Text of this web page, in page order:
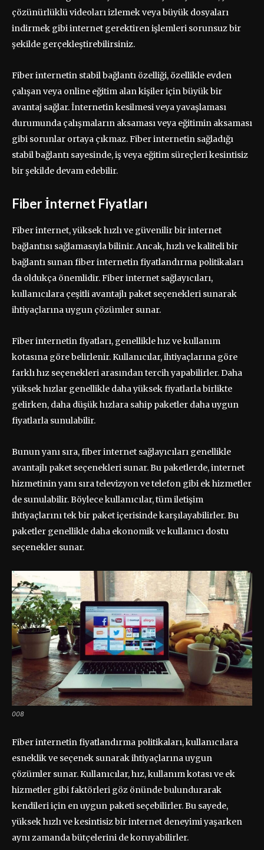
çözünürlüklü videoları izlemek veya büyük dosyaları
indirmek gibi internet gerektiren işlemleri sorunsuz bir
şekilde gerçekleştirebilirsiniz.
Fiber internetin stabil bağlantı özelliği, özellikle evden
çalışan veya online eğitim alan kişiler için büyük bir
avantaj sağlar. İnternetin kesilmesi veya yavaşlaması
durumunda çalışmaların aksaması veya eğitimin aksaması
gibi sorunlar ortaya çıkmaz. Fiber internetin sağladığı
stabil bağlantı sayesinde, iş veya eğitim süreçleri kesintisiz
bir şekilde devam edebilir.
Fiber İnternet Fiyatları
Fiber internet, yüksek hızlı ve güvenilir bir internet
bağlantısı sağlamasıyla bilinir. Ancak, hızlı ve kaliteli bir
bağlantı sunan fiber internetin fiyatlandırma politikaları
da oldukça önemlidir. Fiber internet sağlayıcıları,
kullanıcılara çeşitli avantajlı paket seçenekleri sunarak
ihtiyaçlarına uygun çözümler sunar.
Fiber internetin fiyatları, genellikle hız ve kullanım
kotasına göre belirlenir. Kullanıcılar, ihtiyaçlarına göre
farklı hız seçenekleri arasından tercih yapabilirler. Daha
yüksek hızlar genellikle daha yüksek fiyatlarla birlikte
gelirken, daha düşük hızlara sahip paketler daha uygun
fiyatlarla sunulabilir.
Bunun yanı sıra, fiber internet sağlayıcıları genellikle
avantajlı paket seçenekleri sunar. Bu paketlerde, internet
hizmetinin yanı sıra televizyon ve telefon gibi ek hizmetler
de sunulabilir. Böylece kullanıcılar, tüm iletişim
ihtiyaçlarını tek bir paket içerisinde karşılayabilirler. Bu
paketler genellikle daha ekonomik ve kullanıcı dostu
seçenekler sunar.
008
Fiber internetin fiyatlandırma politikaları, kullanıcılara
esneklik ve seçenek sunarak ihtiyaçlarına uygun
çözümler sunar. Kullanıcılar, hız, kullanım kotası ve ek
hizmetler gibi faktörleri göz önünde bulundurarak
kendileri için en uygun paketi seçebilirler. Bu sayede,
yüksek hızlı ve kesintisiz bir internet deneyimi yaşarken
aynı zamanda bütçelerini de koruyabilirler.